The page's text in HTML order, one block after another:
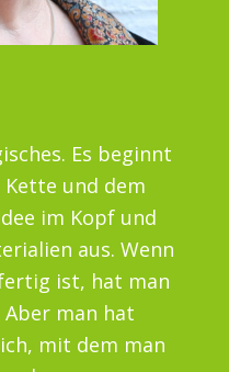
Es beginnt
und dem
im Kopf und
aus. Wenn
ist, hat man
Aber man hat
mit dem man